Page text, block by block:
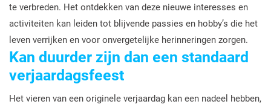
te verbreden. Het ontdekken van deze nieuwe interesses en
activiteiten kan leiden tot blijvende passies en hobby’s die het
leven verrijken en voor onvergetelijke herinneringen zorgen.
Kan duurder zijn dan een standaard
verjaardagsfeest
Het vieren van een originele verjaardag kan een nadeel hebben,